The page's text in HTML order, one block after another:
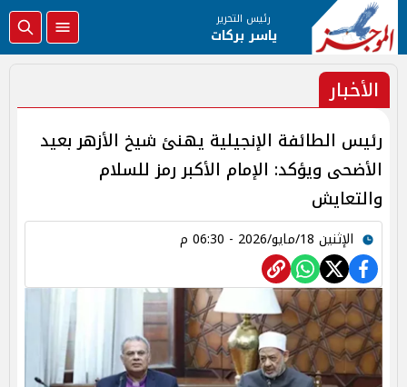
رئيس التحرير
ياسر بركات
الأخبار
رئيس الطائفة الإنجيلية يهنئ شيخ الأزهر بعيد
الأضحى ويؤكد: الإمام الأكبر رمز للسلام
والتعايش
الإثنين 18/مايو/2026 - 06:30 م